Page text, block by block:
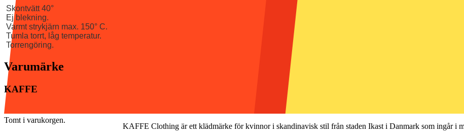
Tomt i varukorgen.
Skontvätt 40°
Ej blekning.
Varmt strykjärn max. 150° C.
Tumla torrt, låg temperatur.
Torrengöring.
Varumärke
KAFFE
KAFFE Clothing är ett klädmärke för kvinnor i skandinavisk stil från staden Ikast i Danmark som ingår i